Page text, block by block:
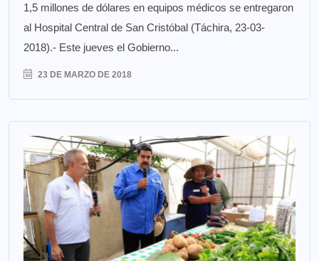
1,5 millones de dólares en equipos médicos se entregaron
al Hospital Central de San Cristóbal (Táchira, 23-03-
2018).- Este jueves el Gobierno...
23 DE MARZO DE 2018